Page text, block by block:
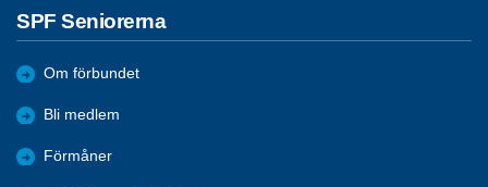
SPF Seniorerna
Om förbundet
Bli medlem
Förmåner